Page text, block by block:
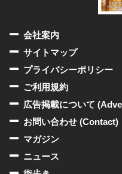
会社案内
サイトマップ
プライバシーポリシー
ご利用規約
広告掲載について
お問い合わせ (Contact)
マガジン
ニュース